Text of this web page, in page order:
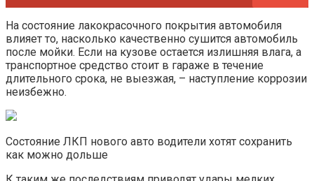
На состояние лакокрасочного покрытия автомобиля
влияет то, насколько качественно сушится автомобиль
после мойки. Если на кузове остается излишняя влага, а
транспортное средство стоит в гараже в течение
длительного срока, не выезжая, – наступление коррозии
неизбежно.
Состояние ЛКП нового авто водители хотят сохранить
как можно дольше